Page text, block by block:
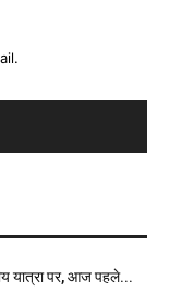
यात्रा पर, आज पहले...